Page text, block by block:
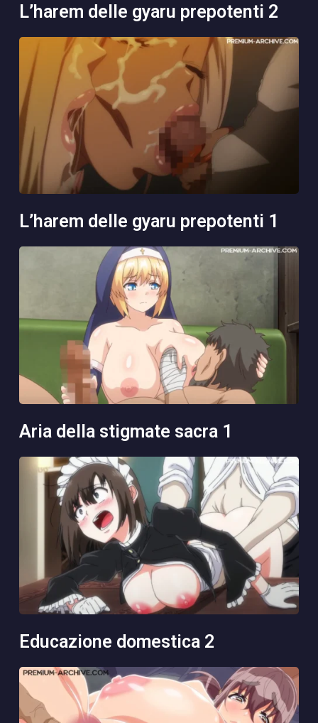
l’harem delle gyaru prepotenti 2
l’harem delle gyaru prepotenti 1
aria della stigmate sacra 1
educazione domestica 2